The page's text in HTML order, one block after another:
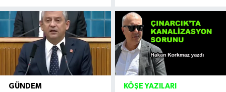
GÜNDEM KÖŞE YAZILARI